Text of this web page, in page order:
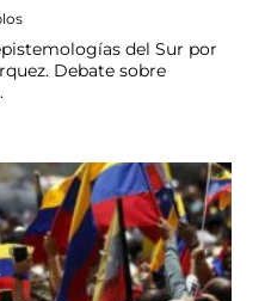
del Sur por
Debate sobre